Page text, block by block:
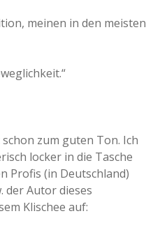
meinen in den meisten
zum guten Ton. Ich
locker in die Tasche
Profis (in Deutschland)
der Autor dieses
Klischee auf: